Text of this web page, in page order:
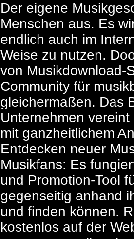
Der eigene
Menschen aus. Es
endlich auch im
Weise zu nutzen.
von Musikdownload-
Community für
gleichermaßen. Das
Unternehmen
mit ganzheitlichem
Entdecken neuer
Musikfans: Es
und Promotion-Tool
gegenseitig anhand
und finden können.
kostenlos auf der